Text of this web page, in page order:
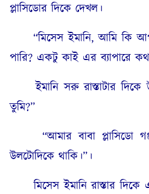
প্লাসিডোর দিকে দেখল।
“মিসেস ইমানি, আমি কি
পারি? একটু কাই এর ব্যাপারে
ইমানি সরু রাস্তাটার দিকে
তুমি?”
“আমার বাবা প্লাসিডো
উলটোদিকে থাকি।”।
মিসেস ইমানি রাস্তার